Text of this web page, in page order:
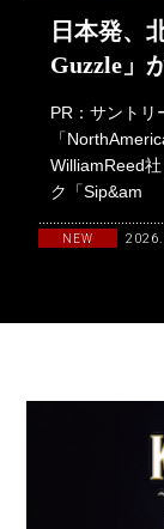
日本発、
Guzzle」
PR：サントリ
「
WilliamReed
ク「Sip&am
NEW